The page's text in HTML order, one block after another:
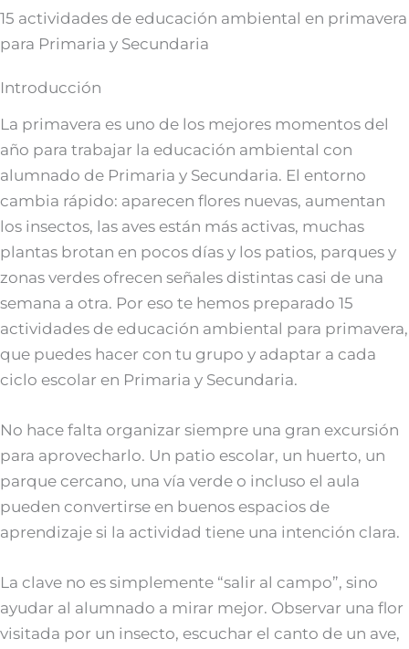
15 actividades de educación ambiental en primavera
para Primaria y Secundaria
Introducción
La primavera es uno de los mejores momentos del
año para trabajar la educación ambiental con
alumnado de Primaria y Secundaria. El entorno
cambia rápido: aparecen flores nuevas, aumentan
los insectos, las aves están más activas, muchas
plantas brotan en pocos días y los patios, parques y
zonas verdes ofrecen señales distintas casi de una
semana a otra. Por eso te hemos preparado 15
actividades de educación ambiental para primavera,
que puedes hacer con tu grupo y adaptar a cada
ciclo escolar en Primaria y Secundaria.
No hace falta organizar siempre una gran excursión
para aprovecharlo. Un patio escolar, un huerto, un
parque cercano, una vía verde o incluso el aula
pueden convertirse en buenos espacios de
aprendizaje si la actividad tiene una intención clara.
La clave no es simplemente “salir al campo”, sino
ayudar al alumnado a mirar mejor. Observar una flor
visitada por un insecto, escuchar el canto de un ave,